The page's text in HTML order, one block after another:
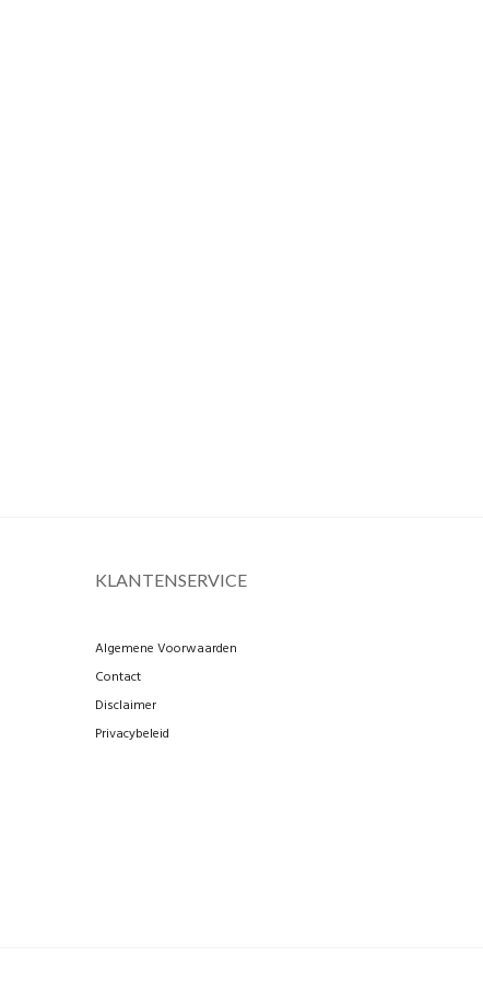
KLANTENSERVICE
Algemene Voorwaarden
Contact
Disclaimer
Privacybeleid